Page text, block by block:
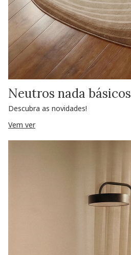
Neutros nada básicos
Descubra as novidades!
Vem ver